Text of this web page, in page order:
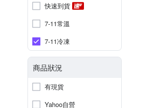
快速到貨
7-11常溫
7-11冷凍
商品狀況
有現貨
Yahoo自營